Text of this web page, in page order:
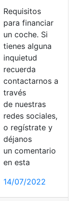
Requisitos
para financiar
un coche. Si
tienes alguna
inquietud
recuerda
contactarnos a
través
de nuestras
redes sociales,
o regístrate y
déjanos
un comentario
en esta
14/07/2022